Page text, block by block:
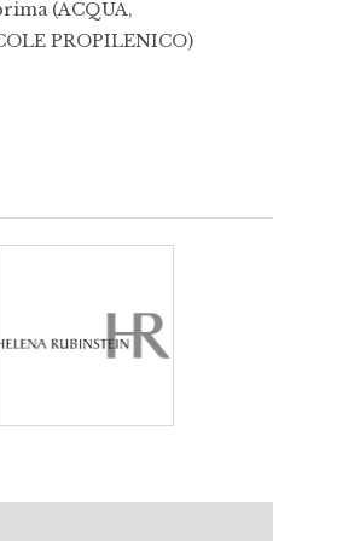
(ACQUA,
PROPILENICO)